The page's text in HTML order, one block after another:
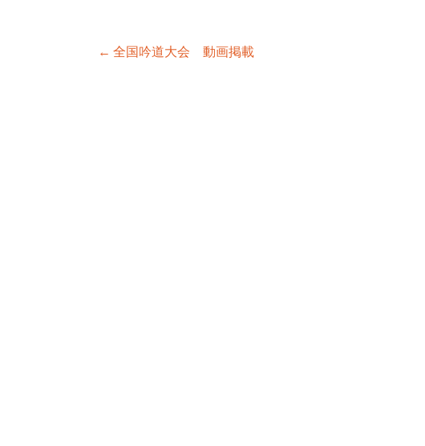
Post
navigation
← 全国吟道大会 動画掲載